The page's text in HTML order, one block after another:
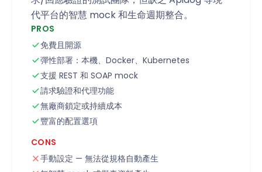
代平台的智慧 mock 和生命週期整合。
PROS
免費且開源
彈性部署：本機、Docker、Kubernetes
支援 REST 和 SOAP mock
請求驗證和代理功能
無廠商鎖定或持續成本
豐富的配置選項
CONS
手動設定 — 無法從規格自動產生